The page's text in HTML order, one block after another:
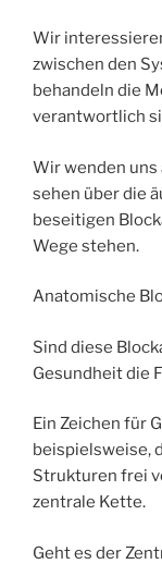
Wir
zwischen den
behandeln die
verantwortlich
Wir wenden uns
sehen über die
beseitigen
Wege stehen.
Anatomische
Sind diese
Gesundheit die
Ein Zeichen für
beispielsweise,
Strukturen frei
zentrale Kette.
Geht es der